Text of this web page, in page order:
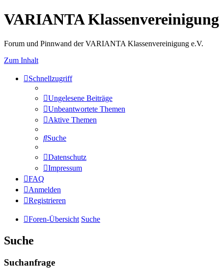
VARIANTA Klassenvereinigung
Forum und Pinnwand der VARIANTA Klassenvereinigung e.V.
Zum Inhalt
Schnellzugriff
Ungelesene Beiträge
Unbeantwortete Themen
Aktive Themen
Suche
Datenschutz
Impressum
FAQ
Anmelden
Registrieren
Foren-Übersicht Suche
Suche
Suchanfrage